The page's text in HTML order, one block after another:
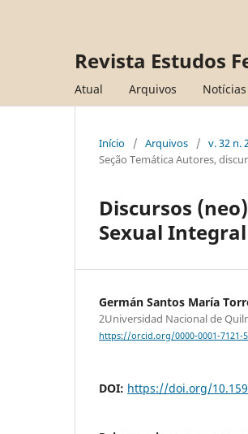
Revista Estudos
Atual Arquivos Notícias
Início / Arquivos / v. 32 n.
Seção Temática Autores,
Discursos
Sexual Integral
Germán Santos María
2Universidad Nacional de
https://orcid.org/0000-0001-7121-
DOI: https://doi.org/